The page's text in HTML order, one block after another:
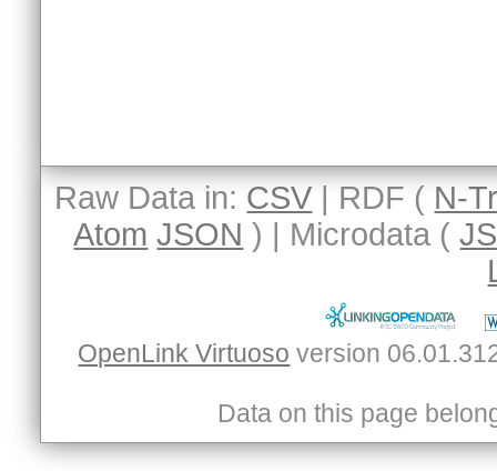
Raw Data in: CSV | RDF ( N-
Atom JSON ) | Microdata (
OpenLink Virtuoso
Data on this page